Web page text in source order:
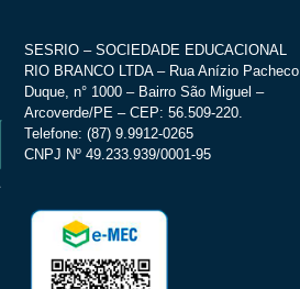
SESRIO – SOCIEDADE EDUCACIONAL
RIO BRANCO LTDA – Rua Anízio Pacheco
Duque, n° 1000 – Bairro São Miguel –
Arcoverde/PE – CEP: 56.509-220.
Telefone: (87) 9.9912-0265
CNPJ Nº 49.233.939/0001-95